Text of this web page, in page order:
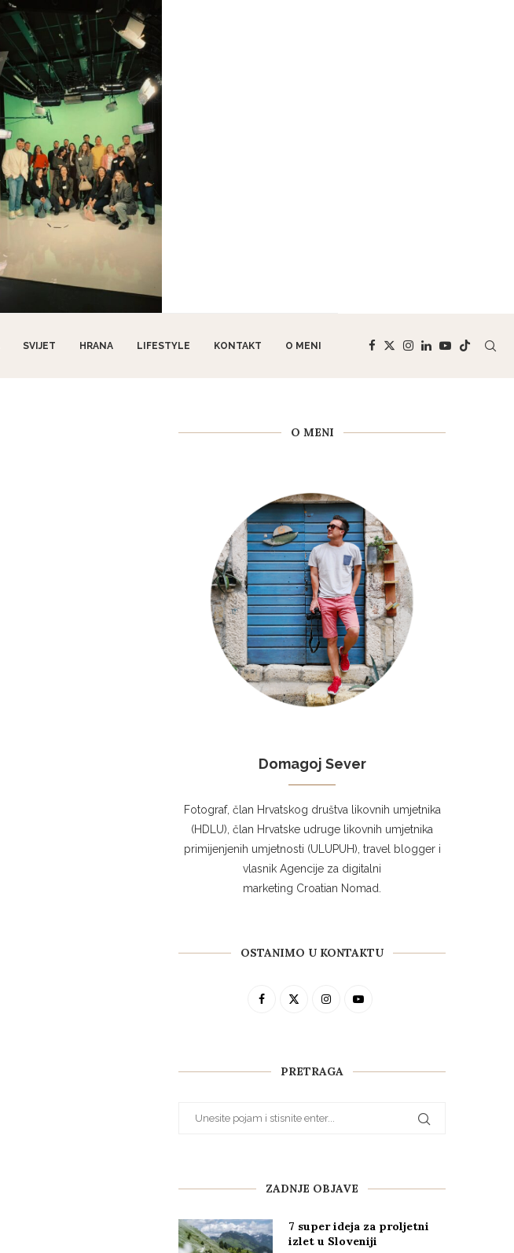
SVIJET HRANA LIFESTYLE KONTAKT O MENI
O MENI
Domagoj Sever
Fotograf, član Hrvatskog društva likovnih umjetnika
(HDLU), član Hrvatske udruge likovnih umjetnika
primijenjenih umjetnosti (ULUPUH), travel blogger i
vlasnik Agencije za digitalni
marketing Croatian Nomad.
OSTANIMO U KONTAKTU
PRETRAGA
ZADNJE OBJAVE
7 super ideja za proljetni
izlet u Sloveniji